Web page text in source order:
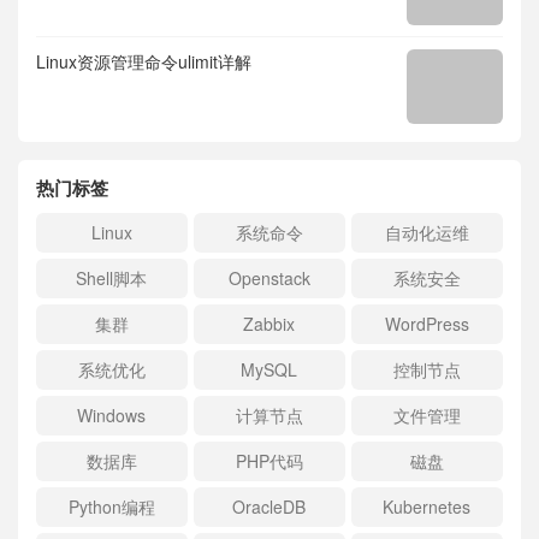
Linux资源管理命令ulimit详解
热门标签
Linux 系统命令
自动化运维
Shell脚本
Openstack
系统安全
集群
Zabbix
WordPress
系统优化
MySQL
控制节点
Windows
计算节点
文件管理
数据库
PHP代码
磁盘
Python编程
OracleDB Kubernetes